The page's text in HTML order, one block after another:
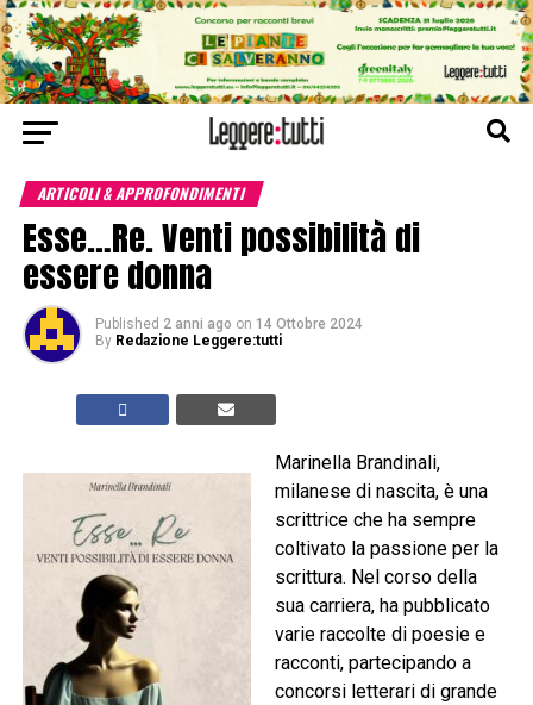
ARTICOLI & APPROFONDIMENTI
Esse…Re. Venti possibilità di
essere donna
Published 2 anni ago on 14 Ottobre 2024
By Redazione Leggere:tutti
Marinella Brandinali,
milanese di nascita, è una
scrittrice che ha sempre
coltivato la passione per la
scrittura. Nel corso della
sua carriera, ha pubblicato
varie raccolte di poesie e
racconti, partecipando a
concorsi letterari di grande